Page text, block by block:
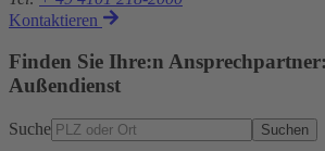
Kontaktieren
Finden Sie Ihre:n
Außendienst
Suche Suchen